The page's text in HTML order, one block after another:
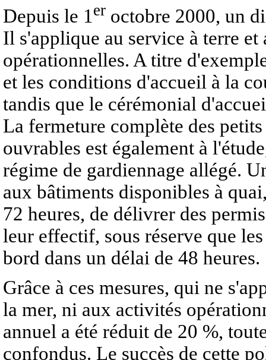
Depuis le 1 er octobre 2000, un
Il s'applique au service à terre et
opérationnelles. A titre
et les conditions d'accueil à la
tandis que le cérémonial
La fermeture complète des
ouvrables est également à
régime de gardiennage allégé.
aux bâtiments disponibles à
72 heures, de délivrer des
leur effectif, sous réserve que
bord dans un délai de 48 heures.
Grâce à ces mesures, qui ne
la mer, ni aux activités
annuel a été réduit de 20 %,
confondus. Le succès de cette